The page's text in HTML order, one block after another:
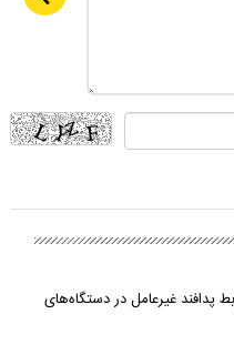
پدافند غیرعامل در دستگاه‌های